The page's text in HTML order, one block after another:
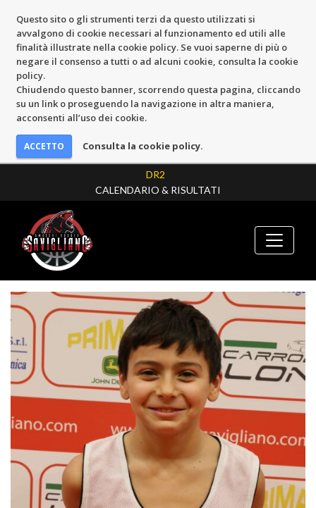
Questo sito o gli strumenti terzi da questo utilizzati si
avvalgono di cookie necessari al funzionamento ed utili alle
finalità illustrate nella cookie policy. Se vuoi saperne di più o
negare il consenso a tutti o ad alcuni cookie, consulta la cookie
policy.
Chiudendo questo banner, scorrendo questa pagina, cliccando
su un link o proseguendo la navigazione in altra maniera,
acconsenti all’uso dei cookie.
Consulta la cookie policy.
DR2
CALENDARIO & RISULTATI